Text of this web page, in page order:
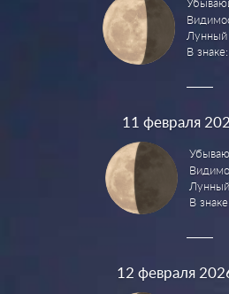
В
11 февраля
В
12 февраля